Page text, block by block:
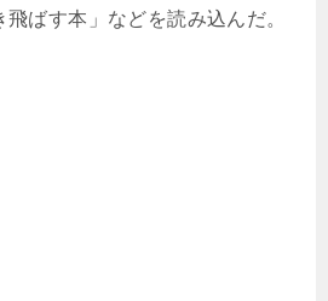
飛ばす本」などを読み込んだ。